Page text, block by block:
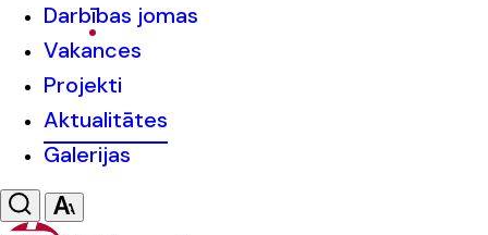
Darbības jomas
Vakances
Projekti
Aktualitātes
Galerijas